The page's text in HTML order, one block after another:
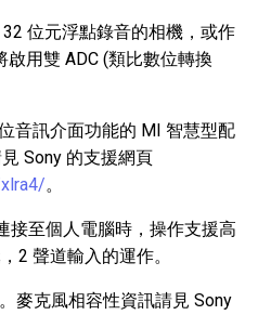
位元浮點錄音的相機，或作
用雙 ADC (類比數位轉換
音訊介面功能的 MI 智慧型配
Sony 的支援網頁
。
接至個人電腦時，操作支援高
2 聲道輸入的運作。
麥克風相容性資訊請見 Sony